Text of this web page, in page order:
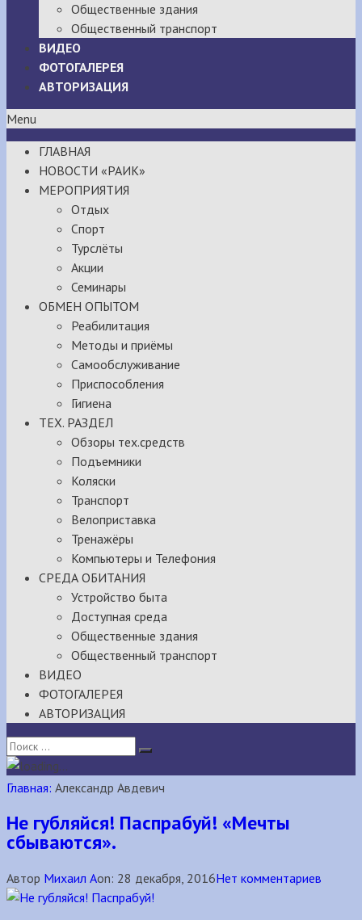
Общественные здания
Общественный транспорт
ВИДЕО
ФОТОГАЛЕРЕЯ
АВТОРИЗАЦИЯ
Menu
ГЛАВНАЯ
НОВОСТИ «РАИК»
МЕРОПРИЯТИЯ
Отдых
Спорт
Турслёты
Акции
Семинары
ОБМЕН ОПЫТОМ
Реабилитация
Методы и приёмы
Самообслуживание
Приспособления
Гигиена
ТЕХ. РАЗДЕЛ
Обзоры тех.средств
Подъемники
Коляски
Транспорт
Велоприставка
Тренажёры
Компьютеры и Телефония
СРЕДА ОБИТАНИЯ
Устройство быта
Доступная среда
Общественные здания
Общественный транспорт
ВИДЕО
ФОТОГАЛЕРЕЯ
АВТОРИЗАЦИЯ
Главная: Александр Авдевич
Не губляйся! Паспрабуй! «Мечты
сбываются».
Автор Михаил Аon: 28 декабря, 2016Нет комментариев